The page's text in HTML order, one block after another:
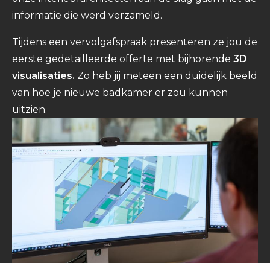
informatie die werd verzameld.
Tijdens een vervolgafspraak presenteren ze jou de
eerste gedetailleerde offerte met bijhorende 3D
visualisaties. Zo heb jij meteen een duidelijk beeld
van hoe je nieuwe badkamer er zou kunnen
uitzien.